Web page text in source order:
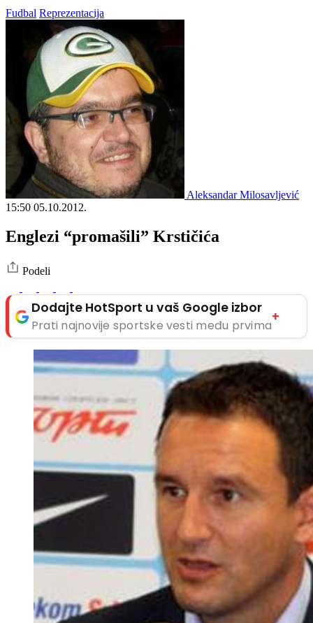
Fudbal Reprezentacija
Aleksandar Milosavljević
15:50 05.10.2012.
Englezi “promašili” Krstičića
Podeli
Dodajte HotSport u vaš Google izbor
Prati najnovije sportske vesti među prvima
+